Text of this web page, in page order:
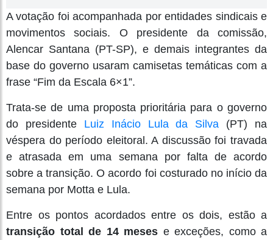
A votação foi acompanhada por entidades sindicais e
movimentos sociais. O presidente da comissão,
Alencar Santana (PT-SP), e demais integrantes da
base do governo usaram camisetas temáticas com a
frase “Fim da Escala 6×1”.
Trata-se de uma proposta prioritária para o governo
do presidente Luiz Inácio Lula da Silva (PT) na
véspera do período eleitoral. A discussão foi travada
e atrasada em uma semana por falta de acordo
sobre a transição. O acordo foi costurado no início da
semana por Motta e Lula.
Entre os pontos acordados entre os dois, estão a
transição total de 14 meses e exceções, como a